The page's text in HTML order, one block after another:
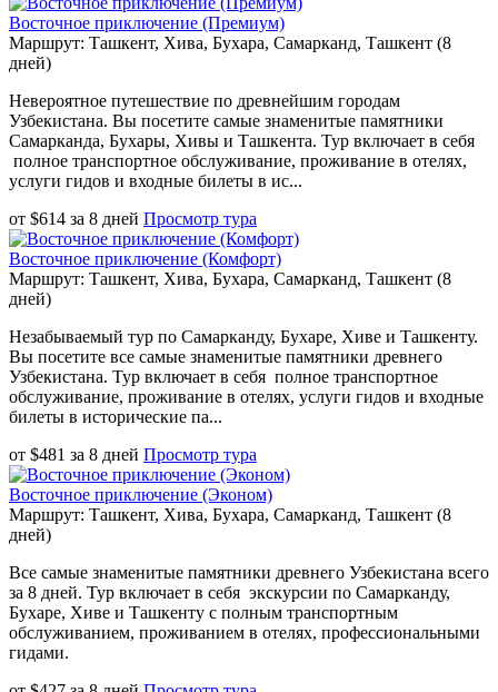
Восточное приключение (Премиум)
Маршрут: Ташкент, Хива, Бухара, Самарканд, Ташкент (8
дней)
Невероятное путешествие по древнейшим городам
Узбекистана. Вы посетите самые знаменитые памятники
Самарканда, Бухары, Хивы и Ташкента. Тур включает в себя
полное транспортное обслуживание, проживание в отелях,
услуги гидов и входные билеты в ис...
от $614 за 8 дней Просмотр тура
Восточное приключение (Комфорт)
Маршрут: Ташкент, Хива, Бухара, Самарканд, Ташкент (8
дней)
Незабываемый тур по Самарканду, Бухаре, Хиве и Ташкенту.
Вы посетите все самые знаменитые памятники древнего
Узбекистана. Тур включает в себя полное транспортное
обслуживание, проживание в отелях, услуги гидов и входные
билеты в исторические па...
от $481 за 8 дней Просмотр тура
Восточное приключение (Эконом)
Маршрут: Ташкент, Хива, Бухара, Самарканд, Ташкент (8
дней)
Все самые знаменитые памятники древнего Узбекистана всего
за 8 дней. Тур включает в себя экскурсии по Самарканду,
Бухаре, Хиве и Ташкенту с полным транспортным
обслуживанием, проживанием в отелях, профессиональными
гидами.